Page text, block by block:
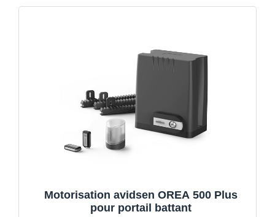
Motorisation avidsen OREA 500 Plus
pour portail battant